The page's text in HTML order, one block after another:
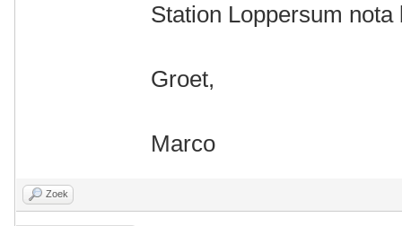
Station Loppersum nota
Groet,
Marco
Zoek